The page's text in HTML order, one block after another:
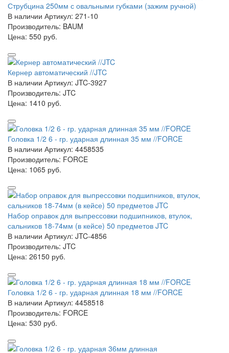
Струбцина 250мм с овальными губками (зажим ручной)
В наличии Артикул: 271-10
Производитель: BAUM
Цена: 550 руб.
Кернер автоматический //JTC
В наличии Артикул: JTC-3927
Производитель: JTC
Цена: 1410 руб.
Головка 1/2 6 - гр. ударная длинная 35 мм //FORCE
В наличии Артикул: 4458535
Производитель: FORCE
Цена: 1065 руб.
Набор оправок для выпрессовки подшипников, втулок,
сальников 18-74мм (в кейсе) 50 предметов JTC
В наличии Артикул: JTC-4856
Производитель: JTC
Цена: 26150 руб.
Головка 1/2 6 - гр. ударная длинная 18 мм //FORCE
В наличии Артикул: 4458518
Производитель: FORCE
Цена: 530 руб.